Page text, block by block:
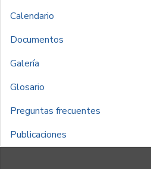
Calendario
Documentos
Galería
Glosario
Preguntas frecuentes
Publicaciones